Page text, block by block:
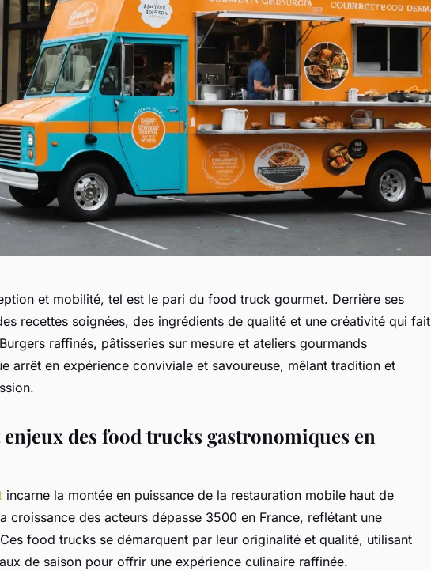
et mobilité, tel est le pari du food truck gourmet. Derrière ses
recettes soignées, des ingrédients de qualité et une créativité qui fait
raffinés, pâtisseries sur mesure et ateliers gourmands
arrêt en expérience conviviale et savoureuse, mêlant tradition et
enjeux des food trucks gastronomiques en
incarne la montée en puissance de la restauration mobile haut de
croissance des acteurs dépasse 3500 en France, reflétant une
food trucks se démarquent par leur originalité et qualité, utilisant
de saison pour offrir une expérience culinaire raffinée.